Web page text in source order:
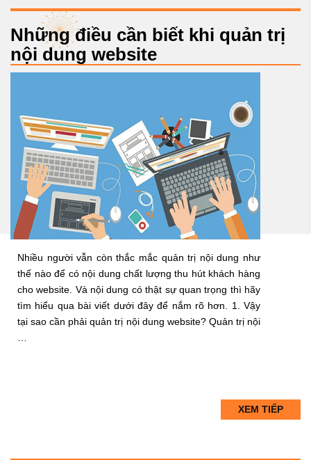
Những điều cần biết khi quản trị
nội dung website
Nhiều người vẫn còn thắc mắc quản trị nội dung như
thế nào để có nội dung chất lượng thu hút khách hàng
cho website. Và nội dung có thật sự quan trọng thì hãy
tìm hiểu qua bài viết dưới đây để nắm rõ hơn. 1. Vậy
tại sao cần phải quản trị nội dung website? Quản trị nội
XEM TIẾP